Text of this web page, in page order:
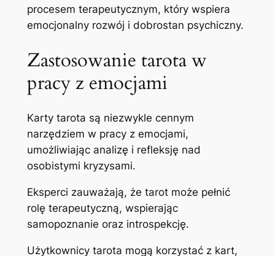
procesem terapeutycznym, który wspiera
emocjonalny rozwój i dobrostan psychiczny.
Zastosowanie tarota w
pracy z emocjami
Karty tarota są niezwykle cennym
narzędziem w pracy z emocjami,
umożliwiając analizę i refleksję nad
osobistymi kryzysami.
Eksperci zauważają, że tarot może pełnić
rolę terapeutyczną, wspierając
samopoznanie oraz introspekcję.
Użytkownicy tarota mogą korzystać z kart,